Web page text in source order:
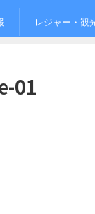
レジャー・観
01